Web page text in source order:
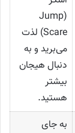
(Jump
Scare) لذت
می‌برید و به
دنبال هیجان
بیشتر
هستید.
به جای